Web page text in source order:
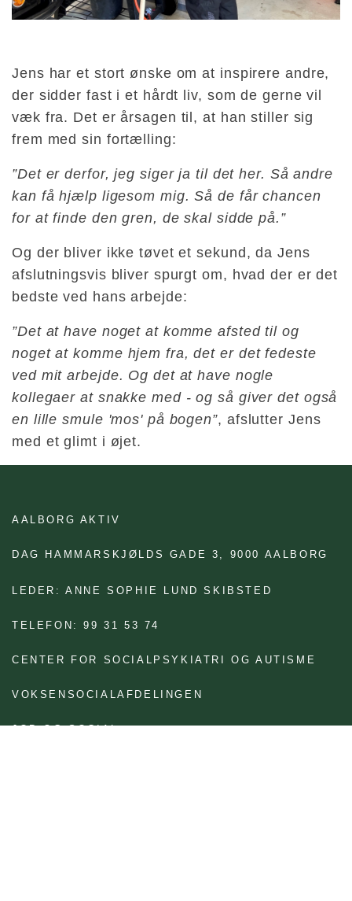
Jens har et stort ønske om at inspirere andre,
der sidder fast i et hårdt liv, som de gerne vil
væk fra. Det er årsagen til, at han stiller sig
frem med sin fortælling:
”Det er derfor, jeg siger ja til det her. Så andre
kan få hjælp ligesom mig. Så de får chancen
for at finde den gren, de skal sidde på.”
Og der bliver ikke tøvet et sekund, da Jens
afslutningsvis bliver spurgt om, hvad der er det
bedste ved hans arbejde:
”Det at have noget at komme afsted til og
noget at komme hjem fra, det er det fedeste
ved mit arbejde. Og det at have nogle
kollegaer at snakke med - og så giver det også
en lille smule 'mos' på bogen”, afslutter Jens
med et glimt i øjet.
AALBORG AKTIV
DAG HAMMARSKJØLDS GADE 3, 9000 AALBORG
LEDER: ANNE SOPHIE LUND SKIBSTED
TELEFON: 99 31 53 74
CENTER FOR SOCIALPSYKIATRI OG AUTISME
VOKSENSOCIALAFDELINGEN
JOB OG SOCIAL